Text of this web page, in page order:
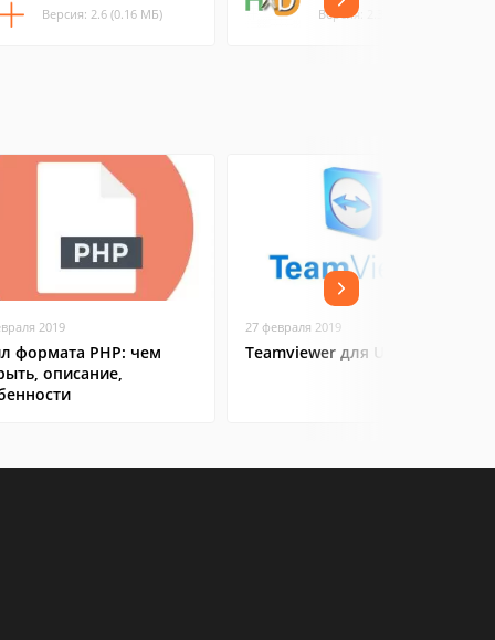
Версия: 2.6 (0.16 МБ) Версия: 2.3.0.0 (0.83 МБ)
2019
формата PHP: чем
описание,
27 февраля 2019
Teamviewer для Ubuntu